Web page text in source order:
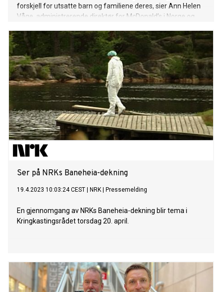
forskjell for utsatte barn og familiene deres, sier Ann Helen
Våge, administrerende direktør for McDonald’s i Norge og
Ser på NRKs Baneheia-dekning
19.4.2023 10:03:24 CEST NRK Pressemelding
En gjennomgang av NRKs Baneheia-dekning blir tema i
Kringkastingsrådet torsdag 20. april.